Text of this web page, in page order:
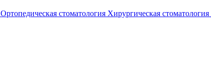
Ортопедическая стоматология Хирургическая стоматология